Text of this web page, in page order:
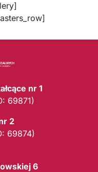
nr 1
69871)
2
69874)
6